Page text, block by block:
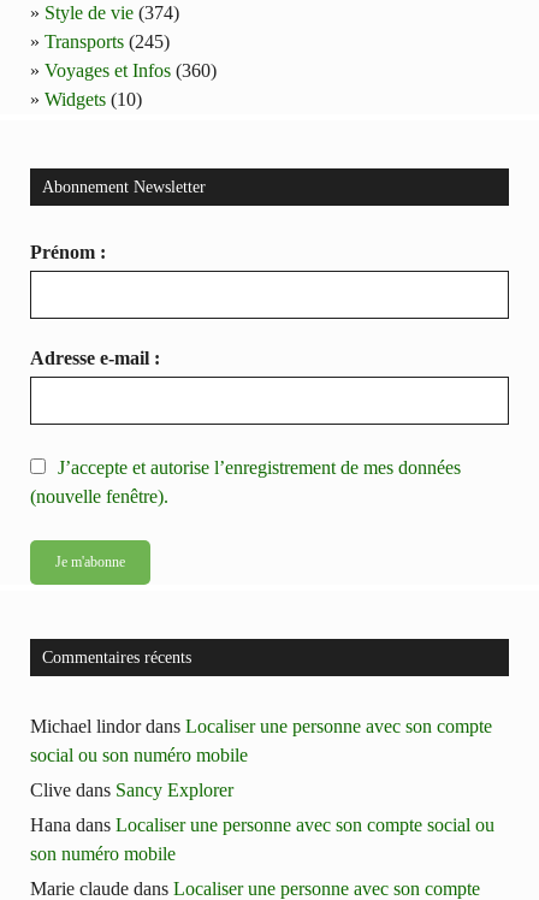
Style de vie (374)
Transports (245)
Voyages et Infos (360)
Widgets (10)
Abonnement Newsletter
Prénom :
Adresse e-mail :
J’accepte et autorise l’enregistrement de mes données
(nouvelle fenêtre).
Commentaires récents
Michael lindordans Localiser une personne avec son compte
social ou son numéro mobile
Clive dans Sancy Explorer
Hana dans Localiser une personne avec son compte social ou
son numéro mobile
Marie claude dans Localiser une personne avec son compte